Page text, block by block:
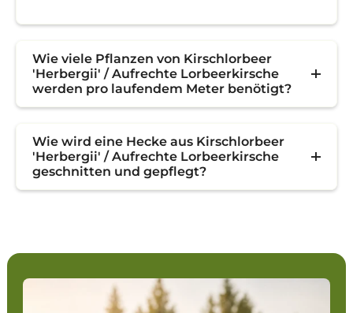
Wie viele Pflanzen von Kirschlorbeer
'Herbergii' / Aufrechte Lorbeerkirsche
werden pro laufendem Meter benötigt?
Wie wird eine Hecke aus Kirschlorbeer
'Herbergii' / Aufrechte Lorbeerkirsche
geschnitten und gepflegt?